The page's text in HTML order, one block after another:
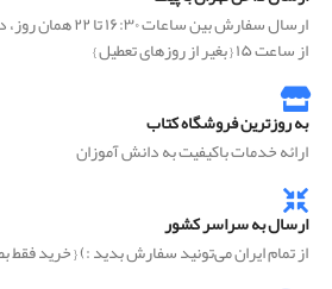
ارسال سفارش بین
از ساعت ۱۵ { بغیر از روزهای تعطیل }
به روزترین فروشگاه کتاب
ارائه خدمات باکیفیت به دانش آموزان
ارسال به سراسر کشور
از تمام ایران می‌تونید سفارش بدید :) { خرید فقط